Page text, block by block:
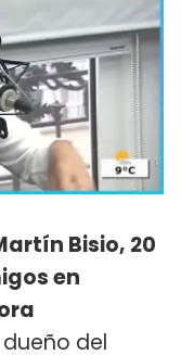
Bisio, 20
en
dueño del